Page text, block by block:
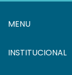
MENU
INSTITUCIONAL